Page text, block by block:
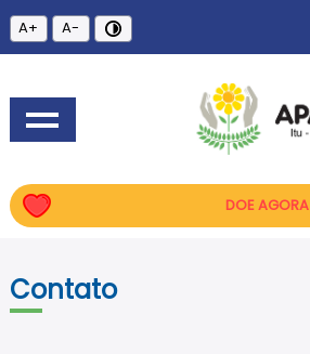
A+ A-
DOE AGORA
Contato